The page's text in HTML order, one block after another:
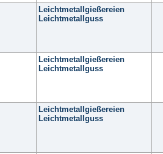
Leichtmetallgießereien
Leichtmetallguss
Leichtmetallgießereien
Leichtmetallguss
Leichtmetallgießereien
Leichtmetallguss